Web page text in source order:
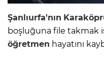
Şanlıurfa'nın
boşluğuna file takmak
öğretmen hayatını